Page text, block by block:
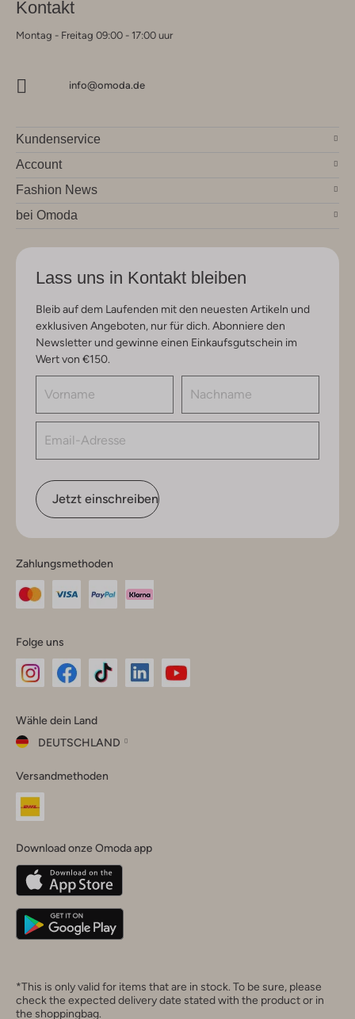
Kontakt
Montag - Freitag 09:00 - 17:00 uur
info@omoda.de
Kundenservice
Account
Fashion News
bei Omoda
Lass uns in Kontakt bleiben
Bleib auf dem Laufenden mit den neuesten Artikeln und
exklusiven Angeboten, nur für dich. Abonniere den
Newsletter und gewinne einen Einkaufsgutschein im
Wert von €150.
Jetzt einschreiben
Zahlungsmethoden
Folge uns
Instagram
Facebook
TikTok
Wähle dein Land
DEUTSCHLAND
dein
Land
Belgique(Français)
Deutschland
Versandmethoden
Download onze Omoda app
*This is only valid for items that are in stock. To be sure, please
check the expected delivery date stated with the product or in
the shoppingbag.